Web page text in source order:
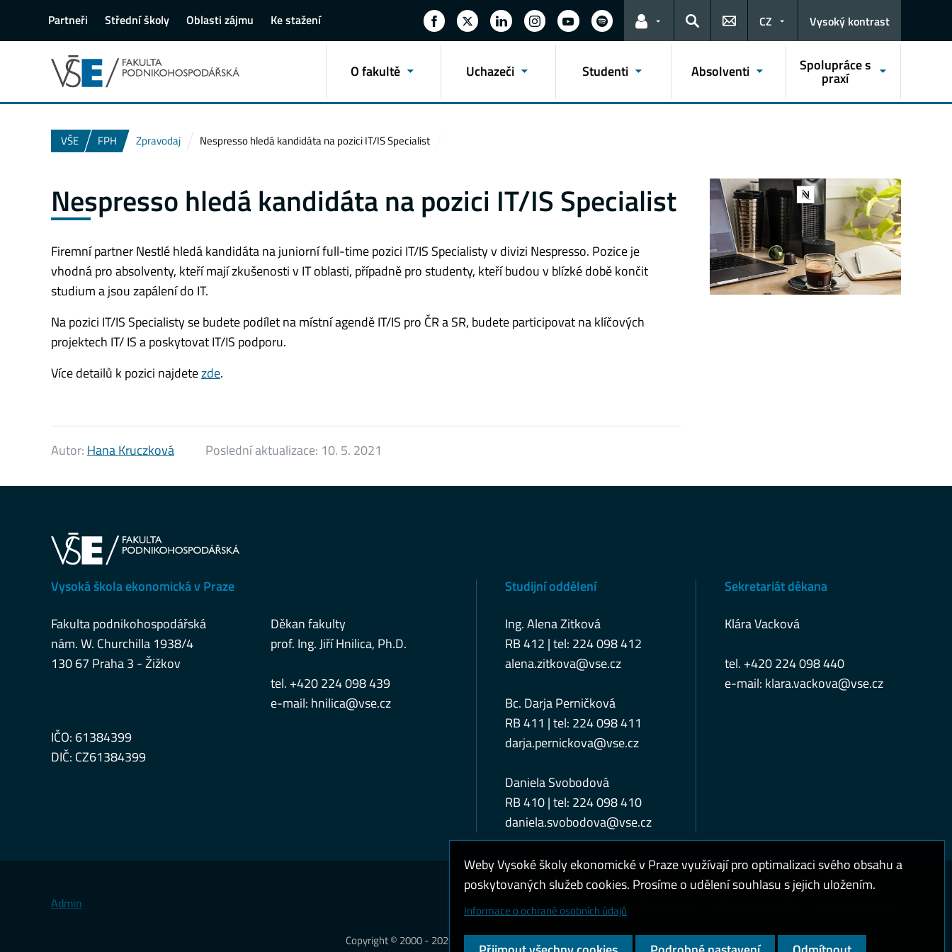
Partneři Střední školy Oblasti zájmu Ke stažení
Odkazy pro uživatele
Hledat
CZ Vysoký kontrast
O fakultě Uchazeči Studenti Absolventi Spolupráce s
praxí
VŠE FPH Zpravodaj Nespresso hledá kandidáta na pozici IT/IS Specialist
Nespresso hledá kandidáta na pozici IT/IS Specialist
Firemní partner Nestlé hledá kandidáta na juniorní full-time pozici IT/IS Specialisty v divizi Nespresso. Pozice je
vhodná pro absolventy, kteří mají zkušenosti v IT oblasti, případně pro studenty, kteří budou v blízké době končit
studium a jsou zapálení do IT.
Na pozici IT/IS Specialisty se budete podílet na místní agendě IT/IS pro ČR a SR, budete participovat na klíčových
projektech IT/ IS a poskytovat IT/IS podporu.
Více detailů k pozici najdetezde.
Autor: Hana Kruczková Poslední aktualizace: 10. 5. 2021
Vysoká škola ekonomická v Praze
Fakulta podnikohospodářská
nám. W. Churchilla 1938/4
130 67 Praha 3 - Žižkov
Děkan fakulty
prof. Ing. Jiří Hnilica, Ph.D.
tel. +420 224 098 439
e-mail: hnilica@vse.cz
IČO: 61384399
DIČ: CZ61384399
Studijní oddělení
Ing. Alena Zitková
RB 412 | tel: 224 098 412
alena.zitkova@vse.cz
Bc. Darja Perničková
RB 411 | tel: 224 098 411
darja.pernickova@vse.cz
Daniela Svobodová
RB 410 | tel: 224 098 410
daniela.svobodova@vse.cz
Sekretariát děkana
Klára Vacková
tel. +420 224 098 440
e-mail: klara.vackova@vse.cz
Admin Cookies a ochrana osobních údajů
Copyright © 2000 - 2026 Vysoká škola ekonomická v Praze
Weby Vysoké školy ekonomické v Praze využívají pro optimalizaci svého obsahu a
poskytovaných služeb cookies. Prosíme o udělení souhlasu s jejich uložením.
Informace o ochraně osobních údajů